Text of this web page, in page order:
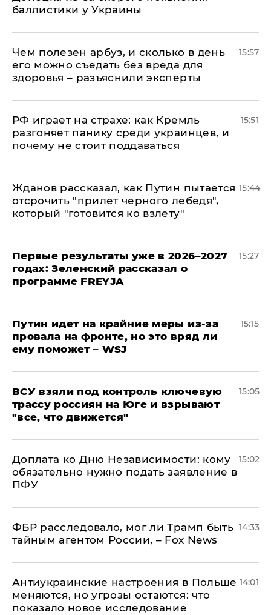
баллистики у Украины
Чем полезен арбуз, и сколько в день
его можно съедать без вреда для
здоровья – разъяснили эксперты
15:57
РФ играет на страхе: как Кремль
разгоняет панику среди украинцев, и
почему не стоит поддаваться
15:51
Жданов рассказал, как Путин пытается
отсрочить "прилет черного лебедя",
который "готовится ко взлету"
15:44
Первые результаты уже в 2026–2027
годах: Зеленский рассказал о
программе FREYJA
15:27
Путин идет на крайние меры из-за
провала на фронте, но это вряд ли
ему поможет – WSJ
15:15
ВСУ взяли под контроль ключевую
трассу россиян на Юге и взрывают
"все, что движется"
15:05
Доплата ко Дню Независимости: кому
обязательно нужно подать заявление в
ПФУ
15:02
ФБР расследовало, мог ли Трамп быть
тайным агентом России, – Fox News
14:33
Антиукраинские настроения в Польше
меняются, но угрозы остаются: что
показало новое исследование
14:01